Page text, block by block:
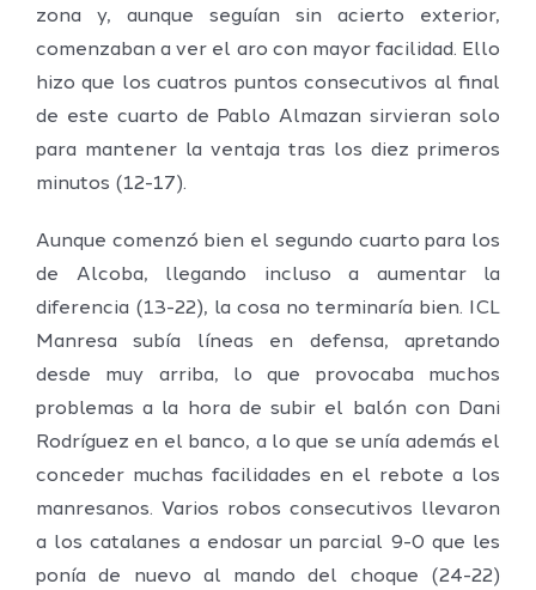
zona y, aunque seguían sin acierto exterior,
comenzaban a ver el aro con mayor facilidad. Ello
hizo que los cuatros puntos consecutivos al final
de este cuarto de Pablo Almazan sirvieran solo
para mantener la ventaja tras los diez primeros
minutos (12-17).
Aunque comenzó bien el segundo cuarto para los
de Alcoba, llegando incluso a aumentar la
diferencia (13-22), la cosa no terminaría bien. ICL
Manresa subía líneas en defensa, apretando
desde muy arriba, lo que provocaba muchos
problemas a la hora de subir el balón con Dani
Rodríguez en el banco, a lo que se unía además el
conceder muchas facilidades en el rebote a los
manresanos. Varios robos consecutivos llevaron
a los catalanes a endosar un parcial 9-0 que les
ponía de nuevo al mando del choque (24-22)